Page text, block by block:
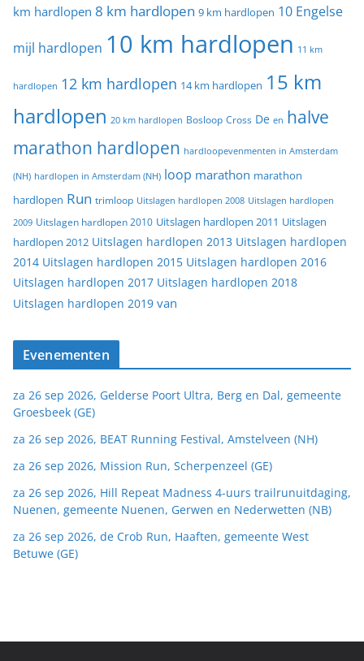
km hardlopen 8 km hardlopen 9 km hardlopen 10 Engelse
mijl hardlopen 10 km hardlopen 11 km
hardlopen 12 km hardlopen 14 km hardlopen 15 km
hardlopen 20 km hardlopen Bosloop Cross De en halve
marathon hardlopen hardloopevenmenten in Amsterdam
(NH) hardlopen in Amsterdam (NH) loop marathon marathon
hardlopen Run trimloop Uitslagen hardlopen 2008 Uitslagen hardlopen
2009 Uitslagen hardlopen 2010 Uitslagen hardlopen 2011 Uitslagen
hardlopen 2012 Uitslagen hardlopen 2013 Uitslagen hardlopen
2014 Uitslagen hardlopen 2015 Uitslagen hardlopen 2016
Uitslagen hardlopen 2017 Uitslagen hardlopen 2018
Uitslagen hardlopen 2019 van
Evenementen
za 26 sep 2026, Gelderse Poort Ultra, Berg en Dal, gemeente
Groesbeek (GE)
za 26 sep 2026, BEAT Running Festival, Amstelveen (NH)
za 26 sep 2026, Mission Run, Scherpenzeel (GE)
za 26 sep 2026, Hill Repeat Madness 4-uurs trailrunuitdaging,
Nuenen, gemeente Nuenen, Gerwen en Nederwetten (NB)
za 26 sep 2026, de Crob Run, Haaften, gemeente West
Betuwe (GE)